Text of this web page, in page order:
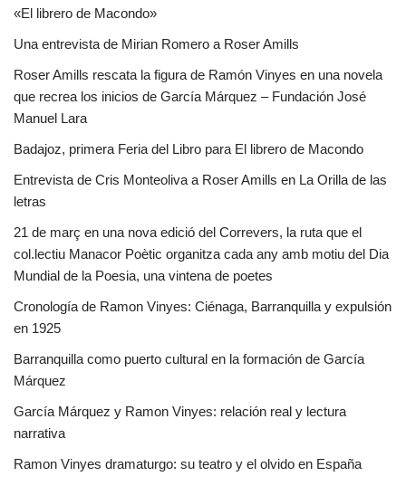
«El librero de Macondo»
Una entrevista de Mirian Romero a Roser Amills
Roser Amills rescata la figura de Ramón Vinyes en una novela
que recrea los inicios de García Márquez – Fundación José
Manuel Lara
Badajoz, primera Feria del Libro para El librero de Macondo
Entrevista de Cris Monteoliva a Roser Amills en La Orilla de las
letras
21 de març en una nova edició del Correvers, la ruta que el
col.lectiu Manacor Poètic organitza cada any amb motiu del Dia
Mundial de la Poesia, una vintena de poetes
Cronología de Ramon Vinyes: Ciénaga, Barranquilla y expulsión
en 1925
Barranquilla como puerto cultural en la formación de García
Márquez
García Márquez y Ramon Vinyes: relación real y lectura
narrativa
Ramon Vinyes dramaturgo: su teatro y el olvido en España